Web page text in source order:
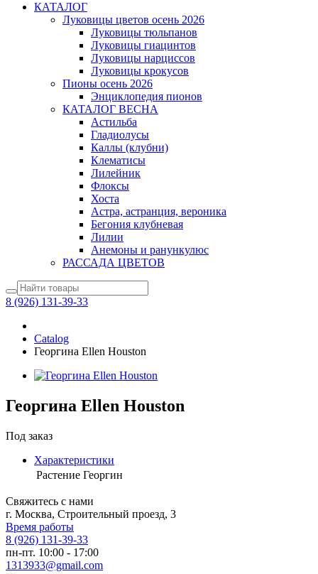
КАТАЛОГ
Луковицы цветов осень 2026
Луковицы тюльпанов
Луковицы гиацинтов
Луковицы нарциссов
Луковицы крокусов
Пионы осень 2026
Энциклопедия пионов
КАТАЛОГ ВЕСНА
Астильба
Гладиолусы
Каллы (клубни)
Клематисы
Лилейник
Флоксы
Хоста
Астра, астранция, вероника
Бегония клубневая
Лилии
Анемоны и ранункулюс
РАССАДА ЦВЕТОВ
8 (926) 131-39-33
Catalog
Георгина Ellen Houston
Георгина Ellen Houston
Под заказ
Характеристики
Растение Георгин
Свяжитесь с нами
г. Москва, Строительный проезд, 3
Время работы
8 (926) 131-39-33
пн-пт. 10:00 - 17:00
1313933@gmail.com